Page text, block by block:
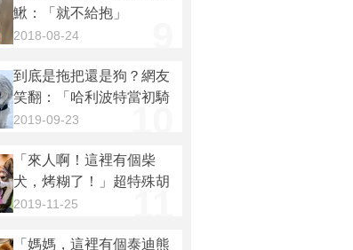
鰍：「就不給抱」
2018-08-24
到底是拖把還是狗？網友
笑翻：「哈利波特當初騎
的掃把其實是牠吧！」
2019-09-23
「來人啊！這裡有個柴
犬，烤糊了！」超特殊胡
麻色柴柴，還不快來吸一
2019-11-25
「媽媽，這裡有個泰迪熊